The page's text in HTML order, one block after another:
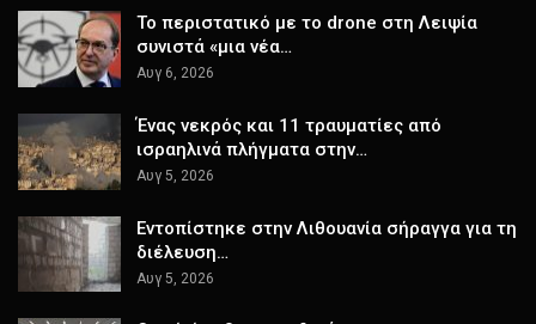
Το περιστατικό με το drone στη Λειψία
συνιστά «μια νέα…
Αυγ 6, 2026
Ένας νεκρός και 11 τραυματίες από
ισραηλινά πλήγματα στην…
Αυγ 5, 2026
Εντοπίστηκε στην Λιθουανία σήραγγα για τη
διέλευση…
Αυγ 5, 2026